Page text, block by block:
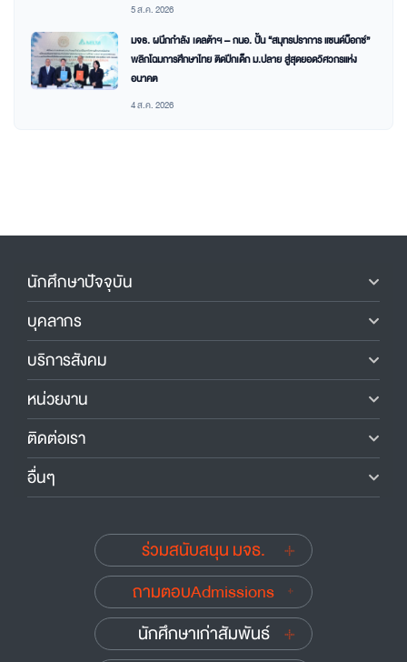
5 ส.ค. 2026
มจธ. ผนึกกำลัง เดลต้าฯ – กนอ. ปั้น “สมุทรปราการ แซนด์บ็อกซ์”
พลิกโฉมการศึกษาไทย ติดปีกเด็ก ม.ปลาย สู่สุดยอดวิศวกรแห่ง
อนาคต
4 ส.ค. 2026
นักศึกษาปัจจุบัน
บุคลากร
บริการสังคม
หน่วยงาน
ติดต่อเรา
อื่นๆ
ร่วมสนับสนุน มจธ.
ถามตอบAdmissions
นักศึกษาเก่าสัมพันธ์